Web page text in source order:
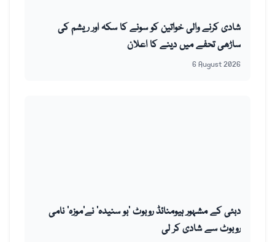
شادی کرنے والی خواتین کو سونے کا سکہ اور ریشم کی
ساڑھی تحفے میں دینے کا اعلان
6 August 2026
دبئی کے مشہور ہیومنائڈ روبوٹ ’بو سنیدہ‘ نے’موزہ‘ نامی
روبوٹ سے شادی کر لی